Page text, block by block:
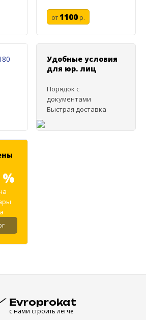
от1100р.
Удобные условия
для юр. лиц
Порядок с
документами
Быстрая доставка
Evroprokat
с нами строить легче